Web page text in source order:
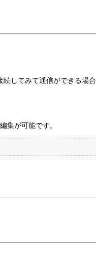
してみて通信ができる場合
集が可能です。